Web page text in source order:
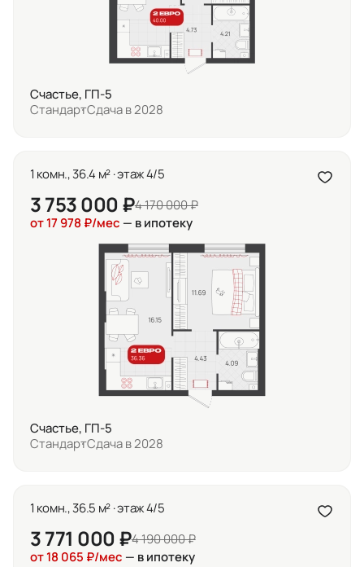
Счастье, ГП-5
СтандартСдача в 2028
1 комн., 36.4 м² · этаж 4/5
3 753 000 ₽4 170 000 ₽
от 17 978 ₽/мес — в ипотеку
Счастье, ГП-5
СтандартСдача в 2028
1 комн., 36.5 м² · этаж 4/5
3 771 000 ₽4 190 000 ₽
от 18 065 ₽/мес — в ипотеку